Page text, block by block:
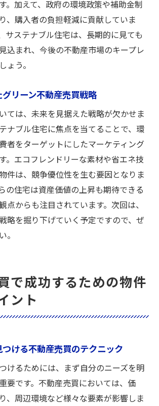
。加えて、政府の環境政策や補助金制
、購入者の負担軽減に貢献していま
サステナブル住宅は、長期的に見ても
込まれ、今後の不動産市場のキープレ
ょう。
リーン不動産売買戦略
ては、未来を見据えた戦略が欠かせま
ナブル住宅に焦点を当てることで、環
者をターゲットにしたマーケティング
。エコフレンドリーな素材や省エネ技
件は、競争優位性を生む要因となりま
の住宅は資産価値の上昇も期待できる
点からも注目されています。次回は、
略を掘り下げていく予定ですので、ぜ
。
で成功するための物件
ント
ける不動産売買のテクニック
けるためには、まず自分のニーズを明
要です。不動産売買においては、価
、周辺環境など様々な要素が影響しま